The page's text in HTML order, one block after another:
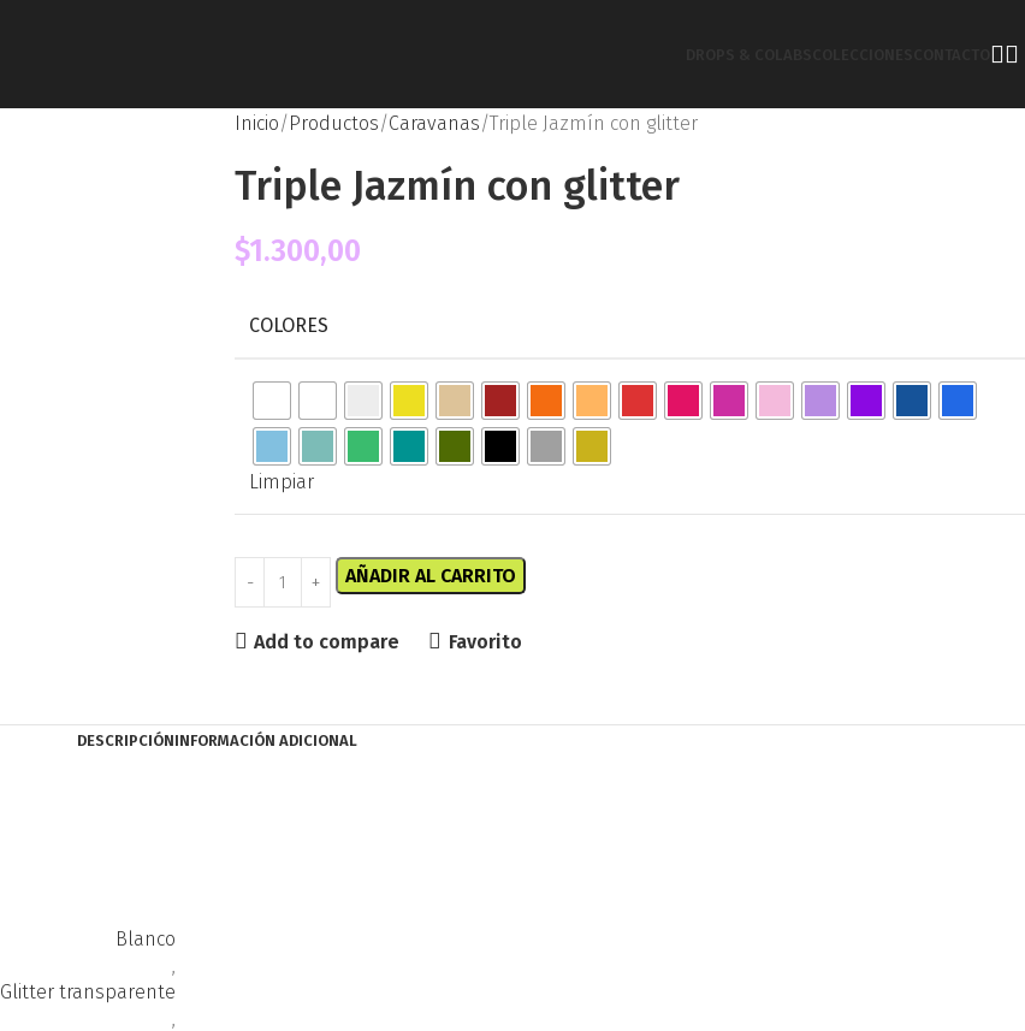
Inicio Productos Caravanas Triple Jazmín con glitter
Triple Jazmín con glitter
$1.300,00
COLORES
Limpiar
AÑADIR AL CARRITO
Add to compare Favorito
DESCRIPCIÓNINFORMACIÓN ADICIONAL
Blanco
,
Glitter transparente
,